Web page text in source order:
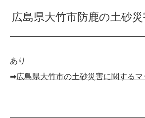
広島県大竹市防鹿の土砂
あり
➡︎広島県大竹市の土砂災害に関するマ